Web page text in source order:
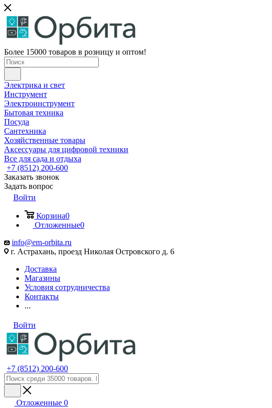
Более 15000 товаров в розницу и оптом!
Электрика и свет
Инструмент
Электроинструмент
Бытовая техника
Посуда
Сантехника
Хозяйственные товары
Аксессуары для цифровой техники
Все для сада и отдыха
+7 (8512) 200-600
Заказать звонок
Задать вопрос
Войти
Корзина0
Отложенные0
info@em-orbita.ru
г. Астрахань, проезд Николая Островского д. 6
Доставка
Магазины
Условия сотрудничества
Контакты
...
Войти
+7 (8512) 200-600
Отложенные 0